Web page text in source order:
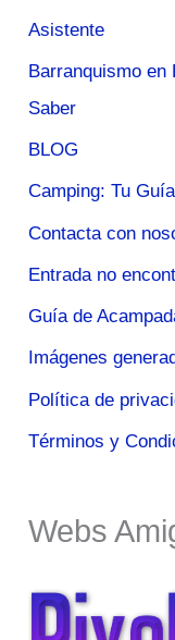
Asistente
Barranquismo en
Saber
BLOG
Camping: Tu
Contacta con
Entrada no
Guía de
Imágenes
Política de
Términos y
Webs